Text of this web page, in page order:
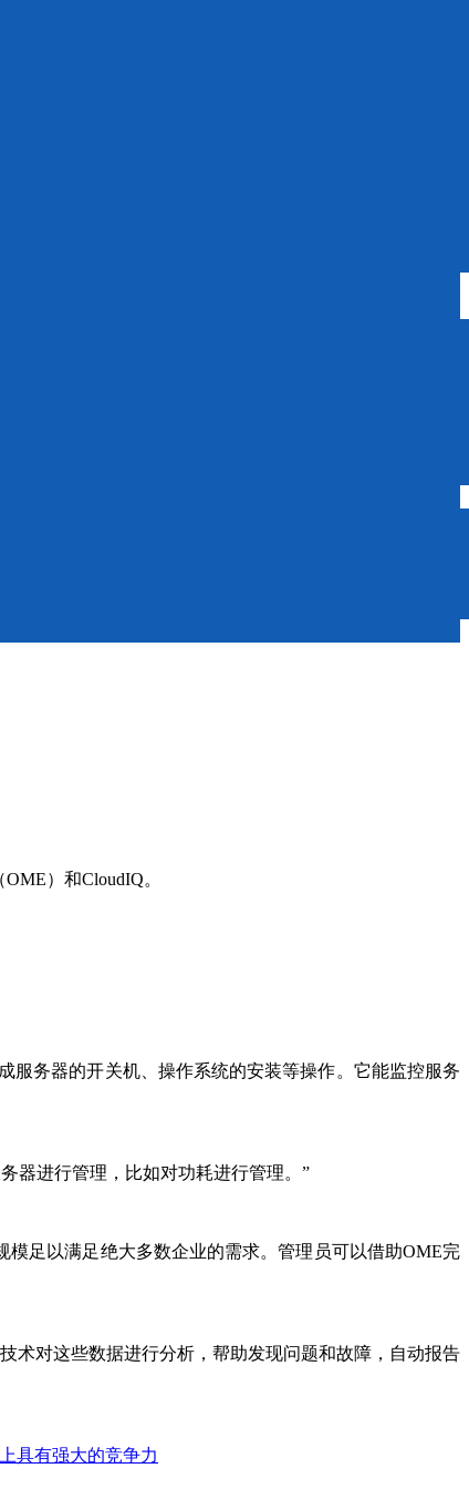
）和CloudIQ。
务器的开关机、操作系统的安装等操作。它能监控服务
器进行管理，比如对功耗进行管理。”
模足以满足绝大多数企业的需求。管理员可以借助OME完
术对这些数据进行分析，帮助发现问题和故障，自动报告
具有强大的竞争力